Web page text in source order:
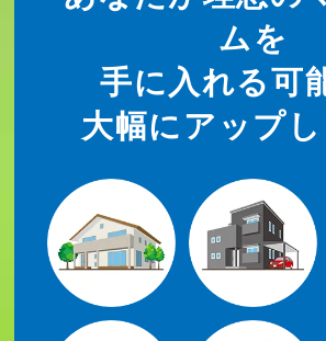
ムを
手に入れる可
大幅にアップし